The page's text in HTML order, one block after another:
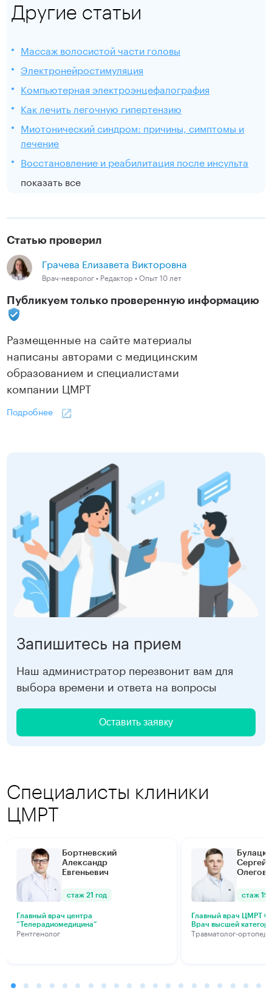
Другие статьи
Массаж волосистой части головы
Электронейростимуляция
Компьютерная электроэнцефалография
Как лечить легочную гипертензию
Миотонический синдром: причины, симптомы и
лечение
Восстановление и реабилитация после инсульта
показать все
Статью проверил
Грачева Елизавета Викторовна
Врач-невролог • Редактор • Опыт 10 лет
Публикуем только проверенную информацию
Размещенные на сайте материалы
написаны авторами с медицинским
образованием и специалистами
компании ЦМРТ
Подробнее
Запишитесь на прием
Наш администратор перезвонит вам для
выбора времени и ответа на вопросы
Оставить заявку
Специалисты клиники
ЦМРТ
Бортневский
Александр
Евгеньевич
стаж 21 год
Главный врач центра
“Телерадиомедицина”
Рентгенолог
Сергей
стаж 19
Главный врач ЦМРТ
Врач высшей
Травматолог-ортопед